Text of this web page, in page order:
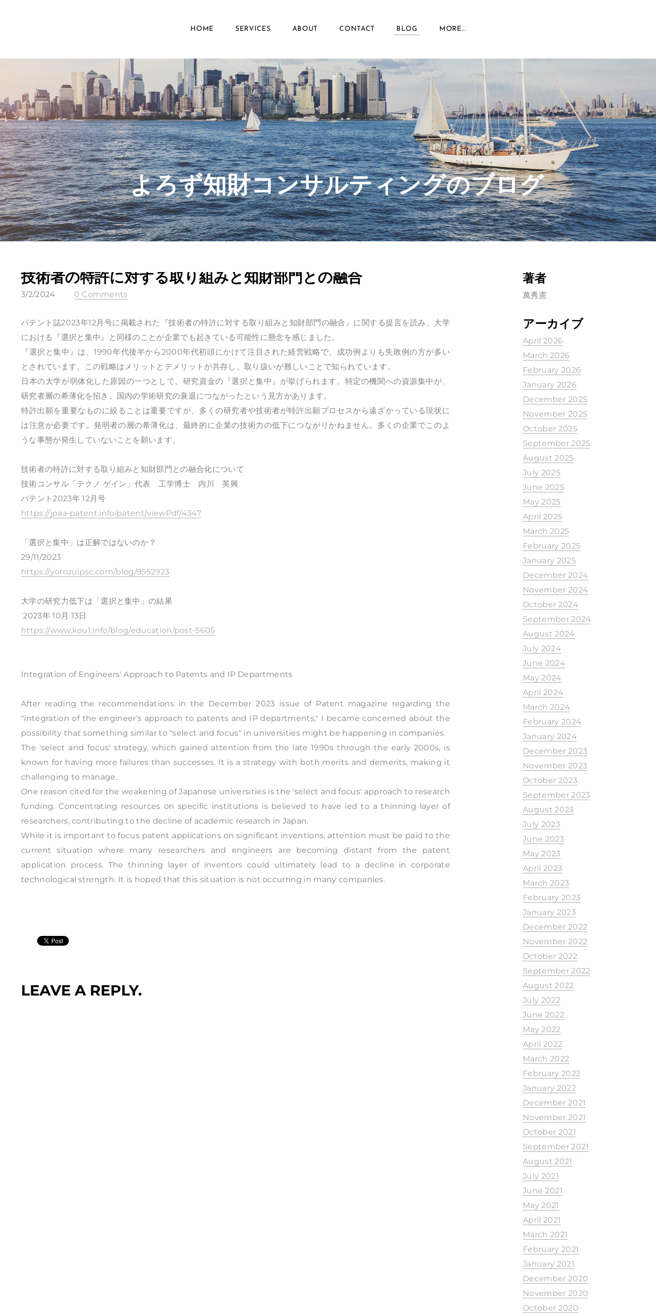
HOME SERVICES ABOUT CONTACT BLOG MORE...
​よろず知財コンサルティングのブログ
技術者の特許に対する取り組みと知財部門との融合
3/2/2024 0 Comments
パテント誌2023年12月号に掲載された『技術者の特許に対する取り組みと知財部門の融合』に関する提言を読み、大学
における『選択と集中』と同様のことが企業でも起きている可能性に懸念を感じました。
『選択と集中』は、1990年代後半から2000年代初頭にかけて注目された経営戦略で、成功例よりも失敗例の方が多い
とされています。この戦略はメリットとデメリットが共存し、取り扱いが難しいことで知られています。
日本の大学が弱体化した原因の一つとして、研究資金の『選択と集中』が挙げられます。特定の機関への資源集中が、
研究者層の希薄化を招き、国内の学術研究の衰退につながったという見方があります。
特許出願を重要なものに絞ることは重要ですが、多くの研究者や技術者が特許出願プロセスから遠ざかっている現状に
は注意が必要です。発明者の層の希薄化は、最終的に企業の技術力の低下につながりかねません。多くの企業でこのよ
うな事態が発生していないことを願います。
技術者の特許に対する取り組みと知財部門との融合化について
技術コンサル「テクノ ゲイン」代表 工学博士 内川 英興
パテント2023年 12月号
https://jpaa-patent.info/patent/viewPdf/4347
「選択と集中」は正解ではないのか？
29/11/2023
https://yorozuipsc.com/blog/9552923
大学の研究力低下は「選択と集中」の結果
2023年 10月 13日
https://www.kou1.info/blog/education/post-5605
Integration of Engineers' Approach to Patents and IP Departments
After reading the recommendations in the December 2023 issue of Patent magazine regarding the
"integration of the engineer's approach to patents and IP departments," I became concerned about the
possibility that something similar to "select and focus" in universities might be happening in companies.
The 'select and focus' strategy, which gained attention from the late 1990s through the early 2000s, is
known for having more failures than successes. It is a strategy with both merits and demerits, making it
challenging to manage.
One reason cited for the weakening of Japanese universities is the 'select and focus' approach to research
funding. Concentrating resources on specific institutions is believed to have led to a thinning layer of
researchers, contributing to the decline of academic research in Japan.
While it is important to focus patent applications on significant inventions, attention must be paid to the
current situation where many researchers and engineers are becoming distant from the patent
application process. The thinning layer of inventors could ultimately lead to a decline in corporate
technological strength. It is hoped that this situation is not occurring in many companies.
LEAVE A REPLY.
著者
萬秀憲
アーカイブ
April 2026
March 2026
February 2026
January 2026
December 2025
November 2025
October 2025
September 2025
August 2025
July 2025
June 2025
May 2025
April 2025
March 2025
February 2025
January 2025
December 2024
November 2024
October 2024
September 2024
August 2024
July 2024
June 2024
May 2024
April 2024
March 2024
February 2024
January 2024
December 2023
November 2023
October 2023
September 2023
August 2023
July 2023
June 2023
May 2023
April 2023
March 2023
February 2023
January 2023
December 2022
November 2022
October 2022
September 2022
August 2022
July 2022
June 2022
May 2022
April 2022
March 2022
February 2022
January 2022
December 2021
November 2021
October 2021
September 2021
August 2021
July 2021
June 2021
May 2021
April 2021
March 2021
February 2021
January 2021
December 2020
November 2020
October 2020